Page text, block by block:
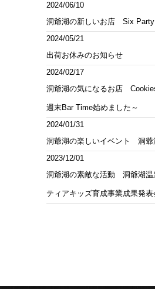
2024/06/10
洞爺湖の新しいお店 Six Party
2024/05/21
出荷お休みのお知らせ
2024/02/17
洞爺湖の気になるお店
週末Bar Time始めました～
2024/01/31
洞爺湖の楽しいイベント 洞爺
2023/12/01
洞爺湖の素敵な活動 洞爺湖
ティアキッズ育成事業成果発表